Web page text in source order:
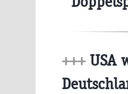
+++USA